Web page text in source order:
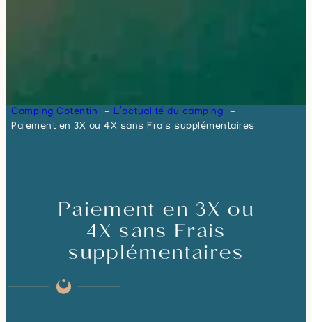
Camping Cotentin
L’actualité du camping
Paiement en 3X ou 4X sans Frais supplémentaires
Paiement en 3X ou
4X sans Frais
supplémentaires